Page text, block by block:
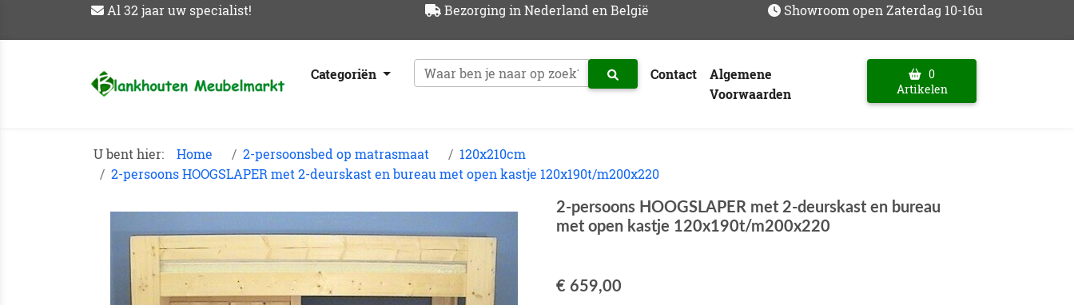
Al 32 jaar uw specialist! Bezorging in Nederland en België Showroom open Zaterdag 10-16u
Categoriën Contact
Algemene
Voorwaarden
0
Artikelen
U bent hier: Home 2-persoonsbed op matrasmaat
120x210cm
2-persoons HOOGSLAPER met 2-deurskast en bureau met open kastje 120x190t/m200x220
2-persoons HOOGSLAPER met 2-deurskast en bureau
met open kastje 120x190t/m200x220
€ 659,00